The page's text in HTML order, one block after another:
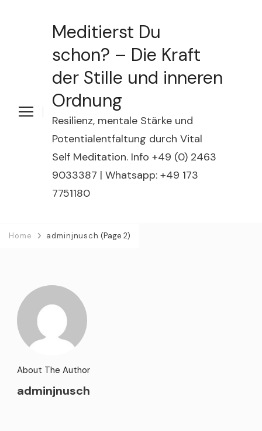
Meditierst Du
schon? – Die Kraft
der Stille und inneren
Ordnung
Resilienz, mentale Stärke und
Potentialentfaltung durch Vital
Self Meditation. Info +49 (0) 2463
9033387 | Whatsapp: +49 173
7751180
Home adminjnusch (Page 2)
About The Author
adminjnusch